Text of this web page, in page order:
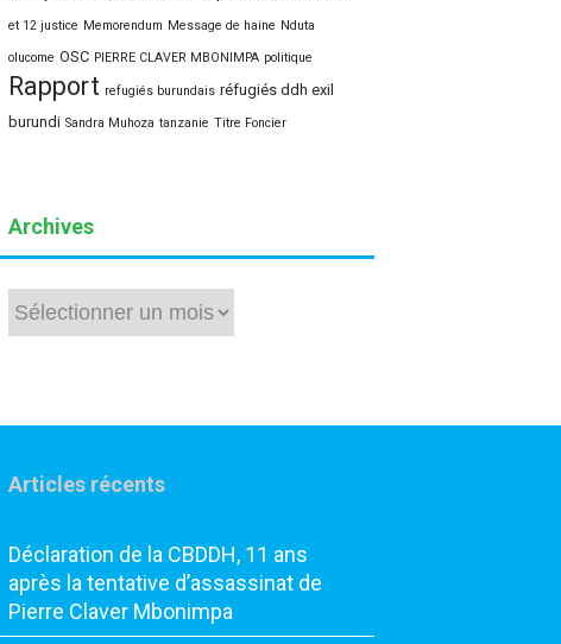
et 12 justice Memorendum Message de haine Nduta
olucome OSC PIERRE CLAVER MBONIMPA politique
Rapport refugiés burundais réfugiés ddh exil
burundi Sandra Muhoza tanzanie Titre Foncier
Archives
Archives
Articles récents
Déclaration de la CBDDH, 11 ans
après la tentative d’assassinat de
Pierre Claver Mbonimpa